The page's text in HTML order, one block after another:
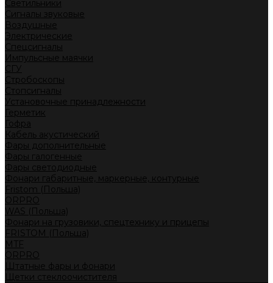
Светильники
Сигналы звуковые
Воздушные
Электрические
Спецсигналы
Импульсные маячки
СГУ
Стробоскопы
Стопсигналы
Установочные принадлежности
Герметик
Гофра
Кабель акустический
Фары дополнительные
Фары галогенные
Фары светодиодные
Фонари габаритные, маркерные, контурные
Fristom (Польша)
ORPRO
WAS (Польша)
Фонари на грузовики, спецтехнику и прицепы
FRISTOM (Польша)
MTF
ORPRO
Штатные фары и фонари
Щетки стеклоочистителя